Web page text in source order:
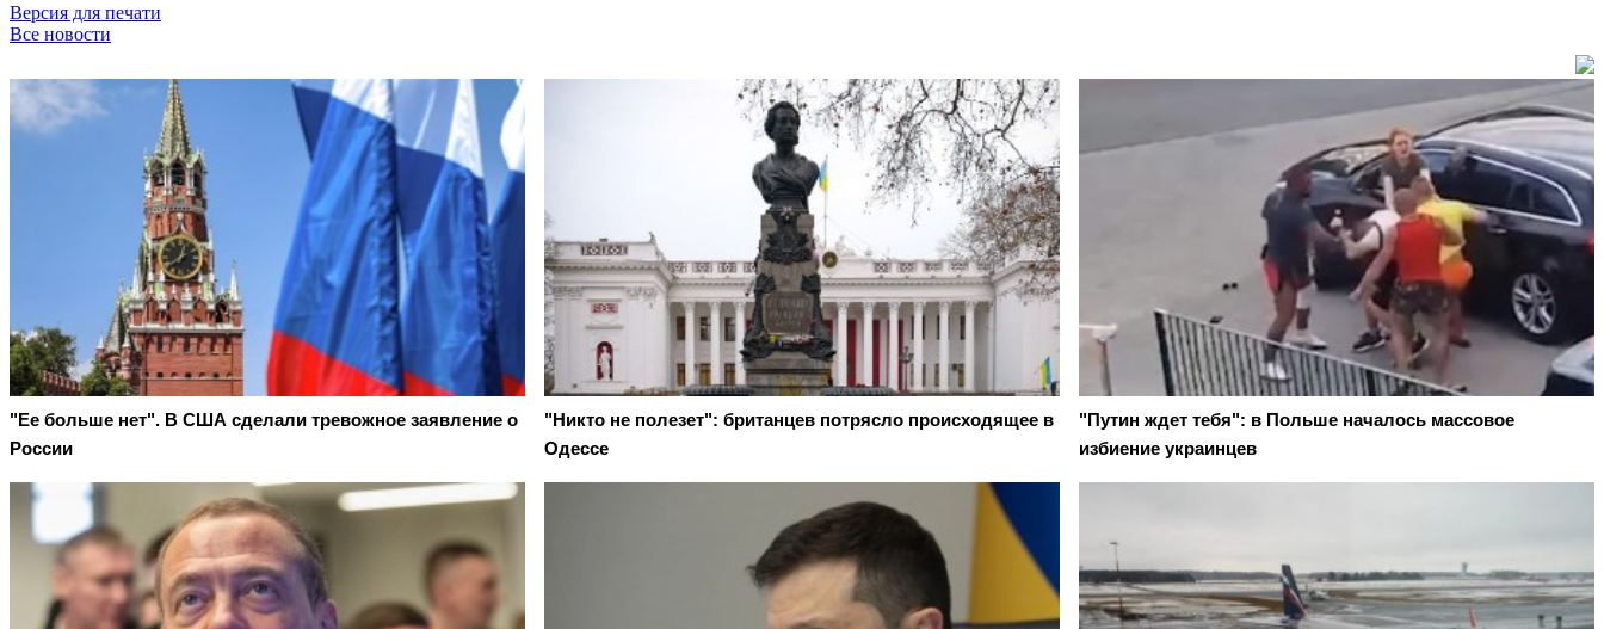
Версия для печати
Все новости
"Ее больше нет". В США сделали тревожное заявление о
России
"Никто не полезет": британцев потрясло происходящее в
Одессе
"Путин ждет тебя": в Польше началось массовое
избиение украинцев